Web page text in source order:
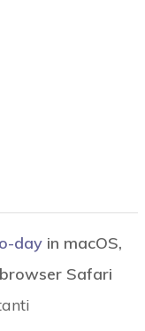
dayin macOS,
Safari